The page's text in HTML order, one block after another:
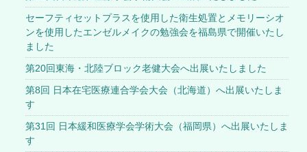
セーフティセットプラスを使用した衛生処置とメモリーシオ
ンを使用したエンゼルメイクの勉強会を福島県で開催いたし
ました
第20回東海・北陸ブロック老健大会へ出展いたしました
第8回 日本在宅医療連合学会大会（北海道）へ出展いたしま
す
第31回 日本緩和医療学会学術大会（福岡県）へ出展いたしま
す